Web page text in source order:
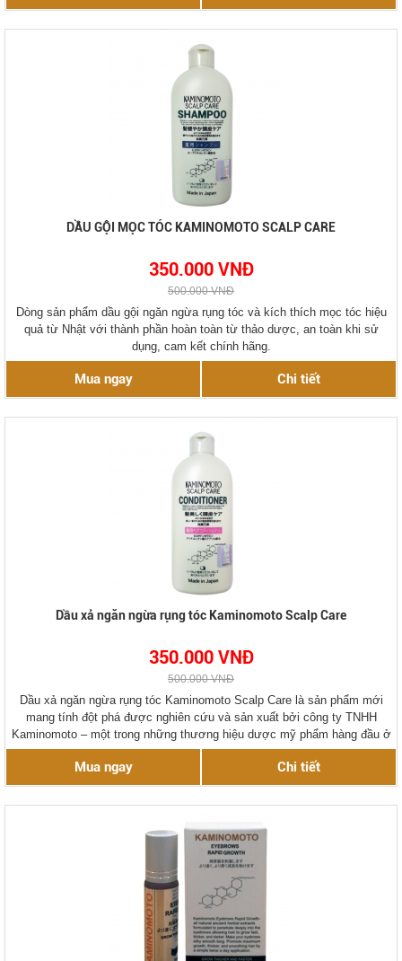
DẦU GỘI MỌC TÓC KAMINOMOTO SCALP CARE
350.000 VNĐ
500.000 VNĐ
Dòng sản phẩm dầu gội ngăn ngừa rụng tóc và kích thích mọc tóc hiệu
quả từ Nhật với thành phần hoàn toàn từ thảo dược, an toàn khi sử
dụng, cam kết chính hãng.
Mua ngay Chi tiết
Dầu xả ngăn ngừa rụng tóc Kaminomoto Scalp Care
350.000 VNĐ
500.000 VNĐ
Dầu xả ngăn ngừa rụng tóc Kaminomoto Scalp Care là sản phẩm mới
mang tính đột phá được nghiên cứu và sản xuất bởi công ty TNHH
Kaminomoto – một trong những thương hiệu dược mỹ phẩm hàng đầu ở
Nhật Bản. Sản phẩm dành riêng cho tóc yếu, nhiều gàu, và những người
Mua ngay Chi tiết